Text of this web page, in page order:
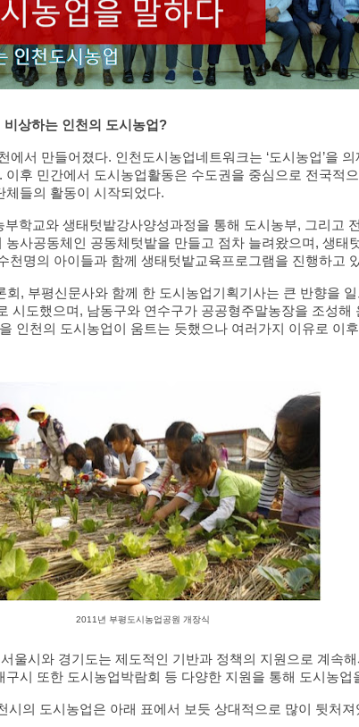
상하는 인천의 도시농업?
에서 만들어졌다. 인천도시농업네트워크는 ‘도시농업’을
후 민간에서 도시농업활동은 수도권을 중심으로 전국적
체들의 활동이 시작되었다.
학교와 생태텃밭강사양성과정을 통해 도시농부, 그리고
사공동체인 공동체텃밭을 만들고 점차 늘려왔으며, 생태
천명의 아이들과 함께 생태텃밭교육프로그램을 진행하고
회, 부평신문사와 함께 한 도시농업기획기사는 큰 반향을
시도했으며, 남동구와 연수구가 공공형주말농장을 조성해
인천의 도시농업이 움트는 듯했으나 여러가지 이유로 이
2011년 부평도시농업공원 개장식
울시와 경기도는 제도적인 기반과 정책의 지원으로 계속
시 또한 도시농업박람회 등 다양한 지원을 통해 도시농업
시의 도시농업은 아래 표에서 보듯 상대적으로 많이 뒷처져